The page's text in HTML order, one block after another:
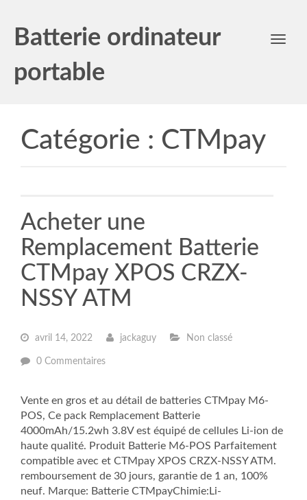
Batterie ordinateur
portable
Toggle
Catégorie : CTMpay
Acheter une
Remplacement Batterie
CTMpay XPOS CRZX-
NSSY ATM
avril 14, 2022 jackaguy Non classé
0 Commentaires
Vente en gros et au détail de batteries CTMpay M6-
POS, Ce pack Remplacement Batterie
4000mAh/15.2wh 3.8V est équipé de cellules Li-ion de
haute qualité. Produit Batterie M6-POS Parfaitement
compatible avec et CTMpay XPOS CRZX-NSSY ATM.
remboursement de 30 jours, garantie de 1 an, 100%
neuf. Marque: Batterie CTMpayChimie:Li-